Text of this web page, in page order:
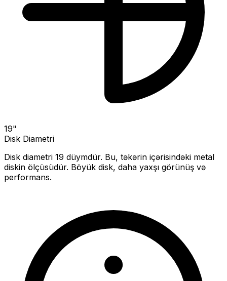
19"
Disk Diametri
Disk diametri 19 düymdür. Bu, təkərin içərisindəki metal
diskin ölçüsüdür. Böyük disk, daha yaxşı görünüş və
performans.